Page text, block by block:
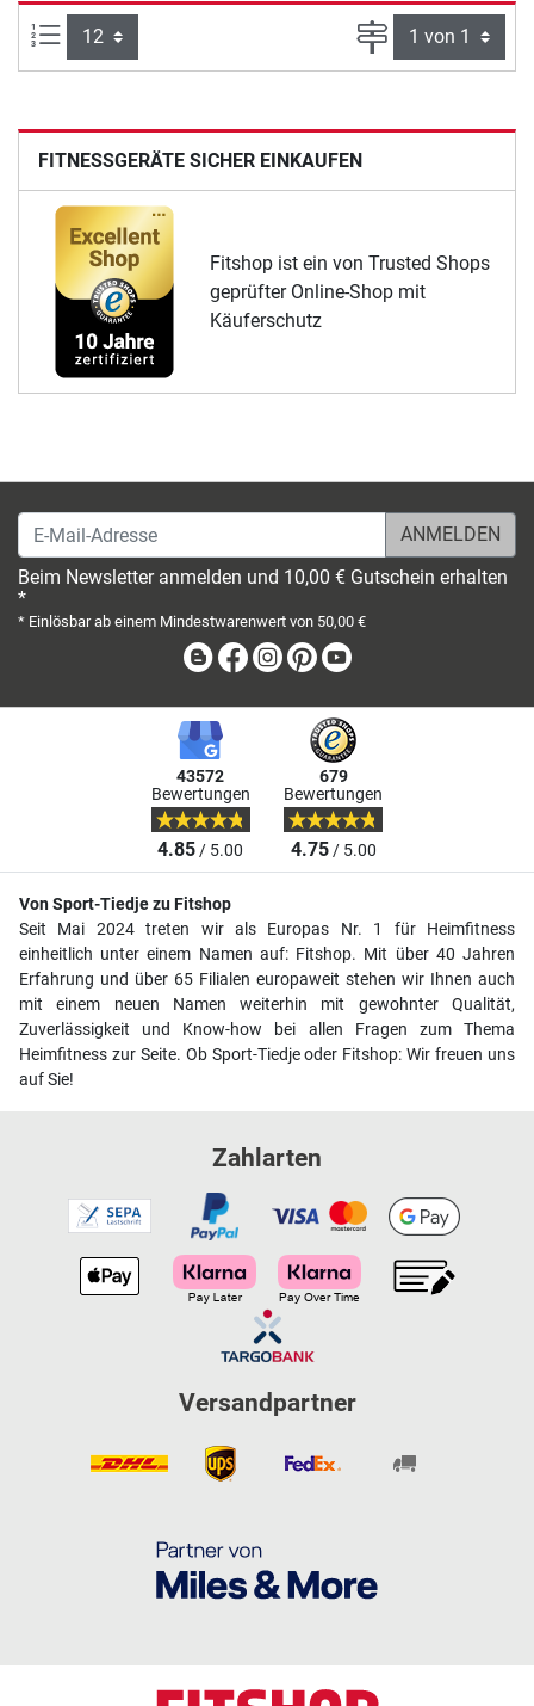
Artikel pro Seite: Seite
FITNESSGERÄTE SICHER EINKAUFEN
Fitshop ist ein von Trusted Shops
geprüfter Online-Shop mit
Käuferschutz
E-Mail-Adresse
Beim Newsletter anmelden und 10,00 € Gutschein erhalten
*
* Einlösbar ab einem Mindestwarenwert von 50,00 €
BlogFacebook
Instagram
Pinterest
43572
Bewertungen
4.85/ 5.00
679
Bewertungen
4.75/ 5.00
Von Sport-Tiedje zu Fitshop
Seit Mai 2024 treten wir als Europas Nr. 1 für Heimfitness
einheitlich unter einem Namen auf: Fitshop. Mit über 40 Jahren
Erfahrung und über 65 Filialen europaweit stehen wir Ihnen auch
mit einem neuen Namen weiterhin mit gewohnter Qualität,
Zuverlässigkeit und Know-how bei allen Fragen zum Thema
Heimfitness zur Seite. Ob Sport-Tiedje oder Fitshop: Wir freuen uns
auf Sie!
Zahlarten
Versandpartner